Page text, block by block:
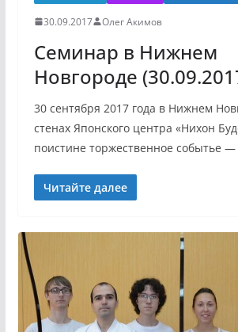
30.09.2017 Олег Акимов
Семинар в Нижнем
Новгороде
30 сентября 2017 года в Нижнем
стенах Японского центра «Нихон
поистине торжественное событье
Читайте далее